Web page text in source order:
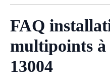
FAQ
multipoints
13004